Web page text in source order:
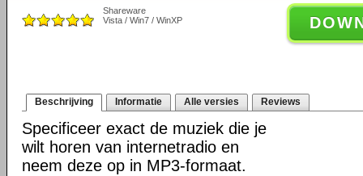
Shareware
Vista / Win7 / WinXP
Beschrijving Informatie Alle versies Reviews
Specificeer exact de muziek die je
wilt horen van internetradio en
neem deze op in MP3-formaat.